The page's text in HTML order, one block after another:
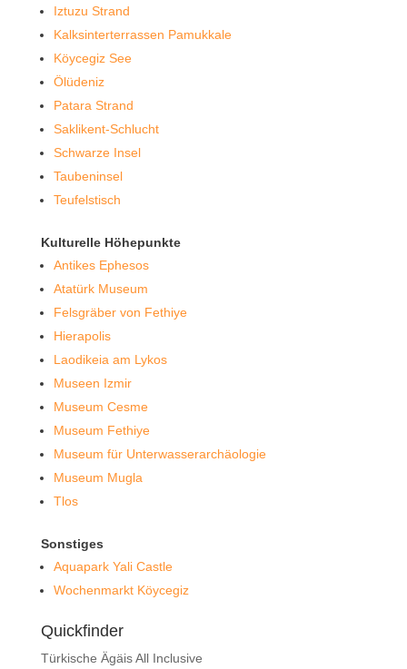
Iztuzu Strand
Kalksinterterrassen Pamukkale
Köycegiz See
Ölüdeniz
Patara Strand
Saklikent-Schlucht
Schwarze Insel
Taubeninsel
Teufelstisch
Kulturelle Höhepunkte
Antikes Ephesos
Atatürk Museum
Felsgräber von Fethiye
Hierapolis
Laodikeia am Lykos
Museen Izmir
Museum Cesme
Museum Fethiye
Museum für Unterwasserarchäologie
Museum Mugla
Tlos
Sonstiges
Aquapark Yali Castle
Wochenmarkt Köycegiz
Quickfinder
Türkische Ägäis All Inclusive